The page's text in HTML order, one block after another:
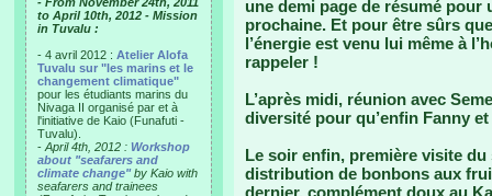
to April 10th, 2012 - Mission
in Tuvalu :
- 4 avril 2012 : Atelier Alofa
Tuvalu sur "les marins et le
changement climatique"
pour les étudiants marins du
Nivaga II organisé par et à
l'initiative de Kaio (Funafuti -
Tuvalu).
- April 4th, 2012 : Workshop
about "seafarers and
climate change"by Kaio with
seafarers and trainees
une demi page de résumé pour
prochaine. Et pour être sûrs
l’énergie est venu lui même à
rappeler !
L’après midi, réunion avec
diversité pour qu’enfin Fanny
Le soir enfin, première visite
distribution de bonbons aux
dernier, complément doux au